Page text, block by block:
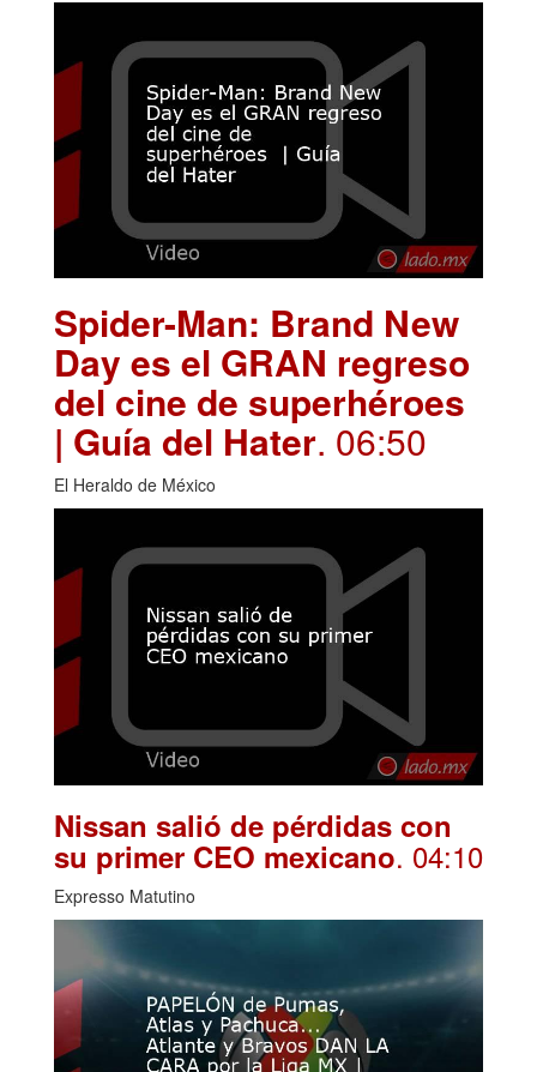
Spider-Man: Brand New
Day es el GRAN regreso
del cine de superhéroes
| Guía del Hater. 06:50
El Heraldo de México
Nissan salió de pérdidas con
su primer CEO mexicano. 04:10
Expresso Matutino